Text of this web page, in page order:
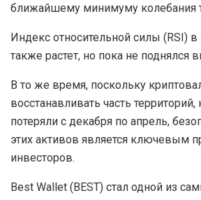
ближайшему минимуму колебания
Индекс относительной силы (RSI)
также растет, но пока не поднялся
В то же время, поскольку
восстанавливать часть
потеряли с декабря по апрель,
этих активов является ключевым
инвесторов.
Best Wallet (BEST) стал одной из